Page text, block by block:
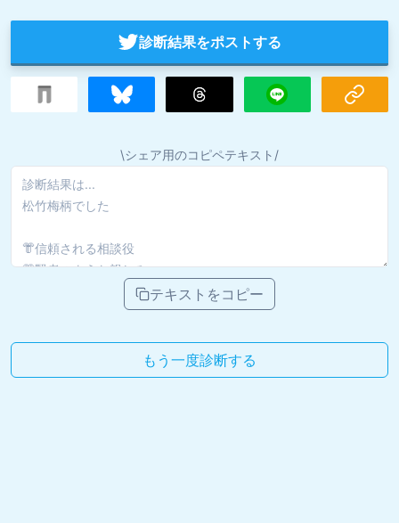
診断結果をポストする
\シェア用のコピペテキスト/
テキストをコピー
もう一度診断する